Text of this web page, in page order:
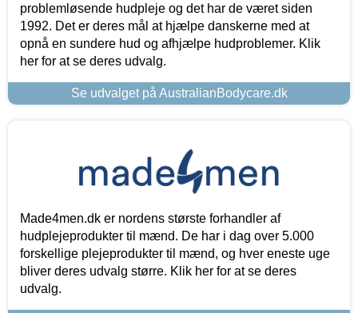
problemløsende hudpleje og det har de været siden
1992. Det er deres mål at hjælpe danskerne med at
opnå en sundere hud og afhjælpe hudproblemer. Klik
her for at se deres udvalg.
Se udvalget på AustralianBodycare.dk
Made4men.dk er nordens største forhandler af
hudplejeprodukter til mænd. De har i dag over 5.000
forskellige plejeprodukter til mænd, og hver eneste uge
bliver deres udvalg større. Klik her for at se deres
udvalg.